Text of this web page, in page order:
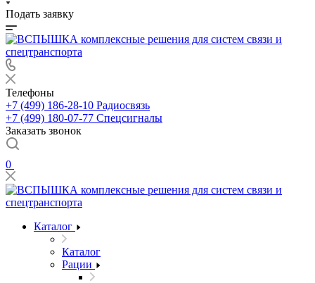
Подать заявку
Телефоны
+7 (499) 186-28-10 Радиосвязь
+7 (499) 180-07-77 Спецсигналы
Заказать звонок
0
Каталог
Каталог
Рации